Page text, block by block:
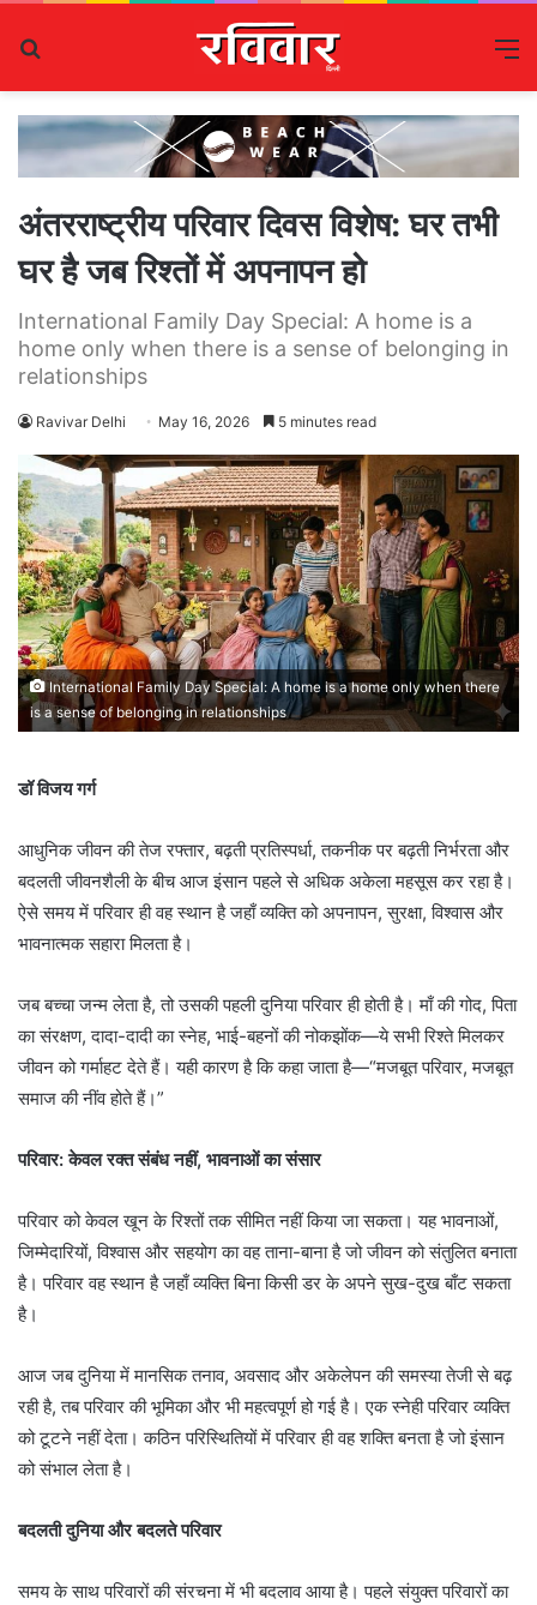
अंतरराष्ट्रीय परिवार दिवस विशेष: घर तभी
घर है जब रिश्तों में अपनापन हो
International Family Day Special: A home is a
home only when there is a sense of belonging in
relationships
Ravivar Delhi May 16, 2026 5 minutes read
International Family Day Special: A home is a home only when there
is a sense of belonging in relationships
डॉ विजय गर्ग
आधुनिक जीवन की तेज रफ्तार, बढ़ती प्रतिस्पर्धा, तकनीक पर बढ़ती निर्भरता और
बदलती जीवनशैली के बीच आज इंसान पहले से अधिक अकेला महसूस कर रहा है।
ऐसे समय में परिवार ही वह स्थान है जहाँ व्यक्ति को अपनापन, सुरक्षा, विश्वास और
भावनात्मक सहारा मिलता है।
जब बच्चा जन्म लेता है, तो उसकी पहली दुनिया परिवार ही होती है। माँ की गोद, पिता
का संरक्षण, दादा-दादी का स्नेह, भाई-बहनों की नोकझोंक—ये सभी रिश्ते मिलकर
जीवन को गर्माहट देते हैं। यही कारण है कि कहा जाता है—“मजबूत परिवार, मजबूत
समाज की नींव होते हैं।”
परिवार: केवल रक्त संबंध नहीं, भावनाओं का संसार
परिवार को केवल खून के रिश्तों तक सीमित नहीं किया जा सकता। यह भावनाओं,
जिम्मेदारियों, विश्वास और सहयोग का वह ताना-बाना है जो जीवन को संतुलित बनाता
है। परिवार वह स्थान है जहाँ व्यक्ति बिना किसी डर के अपने सुख-दुख बाँट सकता
है।
आज जब दुनिया में मानसिक तनाव, अवसाद और अकेलेपन की समस्या तेजी से बढ़
रही है, तब परिवार की भूमिका और भी महत्वपूर्ण हो गई है। एक स्नेही परिवार व्यक्ति
को टूटने नहीं देता। कठिन परिस्थितियों में परिवार ही वह शक्ति बनता है जो इंसान
को संभाल लेता है।
बदलती दुनिया और बदलते परिवार
समय के साथ परिवारों की संरचना में भी बदलाव आया है। पहले संयुक्त परिवारों का